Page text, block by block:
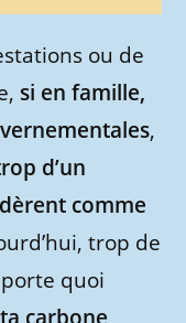
ou de
si en famille,
,
d’un
comme
trop de
quoi